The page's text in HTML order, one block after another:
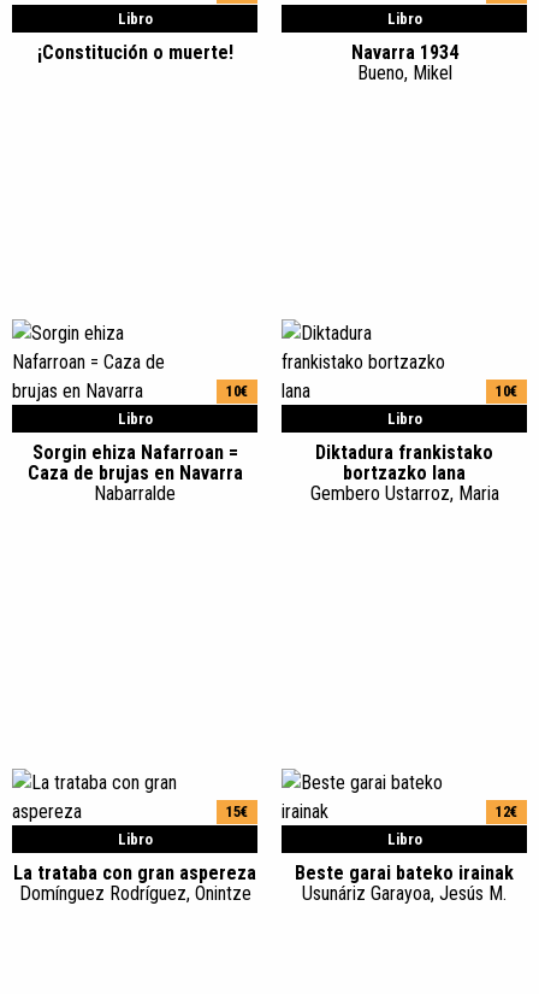
Libro
¡Constitución o muerte!
Libro
Navarra 1934
Bueno, Mikel
Libro
10€
Sorgin ehiza Nafarroan =
Caza de brujas en Navarra
Nabarralde
Libro
10€
Diktadura frankistako
bortzazko lana
Gembero Ustarroz, Maria
Libro
15€
La trataba con gran aspereza
Domínguez Rodríguez, Onintze
Libro
12€
Beste garai bateko irainak
Usunáriz Garayoa, Jesús M.